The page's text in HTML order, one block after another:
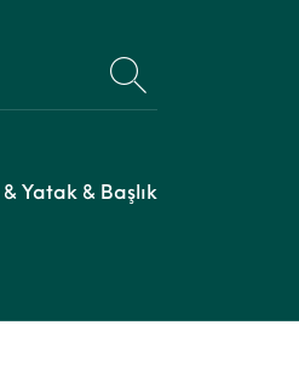
Yatak & Başlık